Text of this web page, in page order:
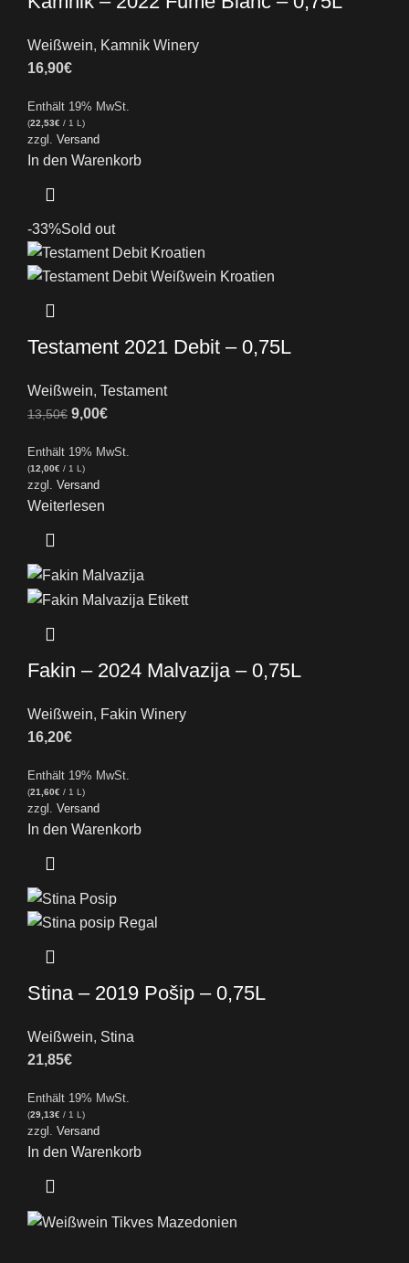
Weißwein, Kamnik Winery
16,90€
Enthält 19% MwSt.
(22,53€ / 1 L)
zzgl. Versand
In den Warenkorb
-33%Sold out
Testament 2021 Debit – 0,75L
Weißwein, Testament
13,50€ 9,00€
Enthält 19% MwSt.
(12,00€ / 1 L)
zzgl. Versand
Weiterlesen
Fakin – 2024 Malvazija – 0,75L
Weißwein, Fakin Winery
16,20€
Enthält 19% MwSt.
(21,60€ / 1 L)
zzgl. Versand
In den Warenkorb
Stina – 2019 Pošip – 0,75L
Weißwein, Stina
21,85€
Enthält 19% MwSt.
(29,13€ / 1 L)
zzgl. Versand
In den Warenkorb